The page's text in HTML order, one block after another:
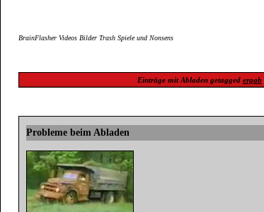
BrainFlasher Videos Bilder Trash Spiele und Nonsens
Einträge mitAbladengetagged ergab
Probleme beim Abladen